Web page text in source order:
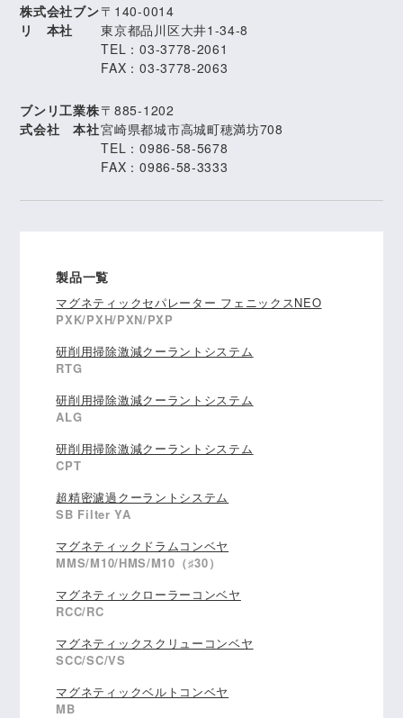
株式会社ブン
リ 本社
〒140-0014
東京都品川区大井1-34-8
TEL：03-3778-2061
FAX：03-3778-2063
ブンリ工業株
式会社 本社
〒885-1202
宮崎県都城市高城町穂満坊708
TEL：0986-58-5678
FAX：0986-58-3333
製品一覧
マグネティックセパレーター フェニックスNEO
PXK/PXH/PXN/PXP
研削用掃除激減クーラントシステム
RTG
研削用掃除激減クーラントシステム
ALG
研削用掃除激減クーラントシステム
CPT
超精密濾過クーラントシステム
SB Filter YA
マグネティックドラムコンベヤ
MMS/M10/HMS/M10（♯30）
マグネティックローラーコンベヤ
RCC/RC
マグネティックスクリューコンベヤ
SCC/SC/VS
マグネティックベルトコンベヤ
MB